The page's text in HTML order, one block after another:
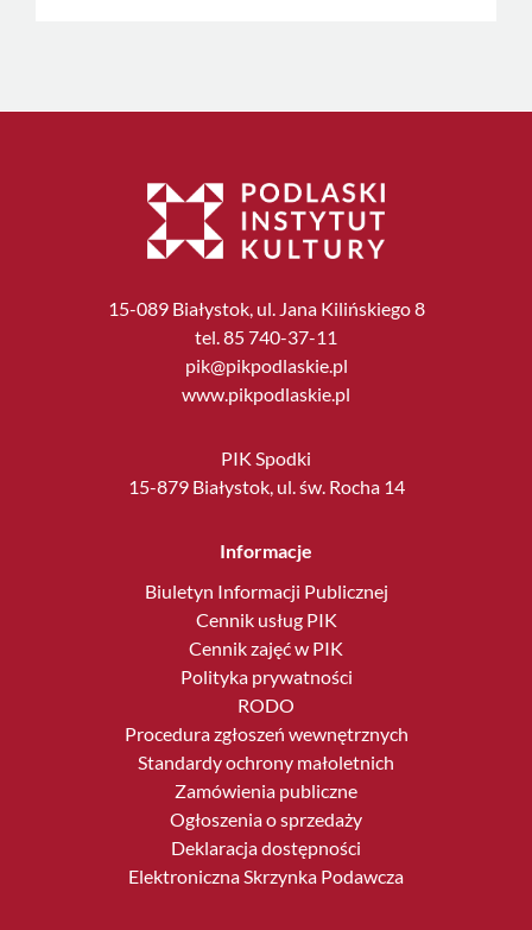
15-089 Białystok, ul. Jana Kilińskiego 8
tel. 85 740-37-11
pik@pikpodlaskie.pl
www.pikpodlaskie.pl
PIK Spodki
15-879 Białystok, ul. św. Rocha 14
Informacje
Biuletyn Informacji Publicznej
Cennik usług PIK
Cennik zajęć w PIK
Polityka prywatności
RODO
Procedura zgłoszeń wewnętrznych
Standardy ochrony małoletnich
Zamówienia publiczne
Ogłoszenia o sprzedaży
Deklaracja dostępności
Elektroniczna Skrzynka Podawcza